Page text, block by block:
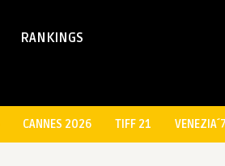
RANKINGS
CANNES 2026 TIFF 21